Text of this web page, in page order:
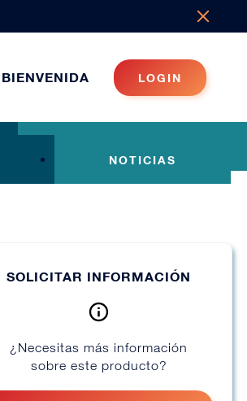
BIENVENIDA LOGIN
NOTICIAS
SOLICITAR INFORMACIÓN
¿Necesitas más información
sobre este producto?